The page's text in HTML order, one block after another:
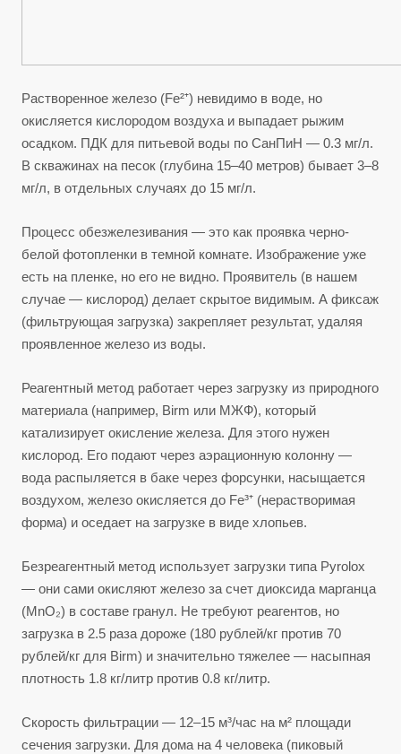
Растворенное железо (Fe²⁺) невидимо в воде, но
окисляется кислородом воздуха и выпадает рыжим
осадком. ПДК для питьевой воды по СанПиН — 0.3 мг/л.
В скважинах на песок (глубина 15–40 метров) бывает 3–8
мг/л, в отдельных случаях до 15 мг/л.
Процесс обезжелезивания — это как проявка черно-
белой фотопленки в темной комнате. Изображение уже
есть на пленке, но его не видно. Проявитель (в нашем
случае — кислород) делает скрытое видимым. А фиксаж
(фильтрующая загрузка) закрепляет результат, удаляя
проявленное железо из воды.
Реагентный метод работает через загрузку из природного
материала (например, Birm или МЖФ), который
катализирует окисление железа. Для этого нужен
кислород. Его подают через аэрационную колонну —
вода распыляется в баке через форсунки, насыщается
воздухом, железо окисляется до Fe³⁺ (нерастворимая
форма) и оседает на загрузке в виде хлопьев.
Безреагентный метод использует загрузки типа Pyrolox
— они сами окисляют железо за счет диоксида марганца
(MnO₂) в составе гранул. Не требуют реагентов, но
загрузка в 2.5 раза дороже (180 рублей/кг против 70
рублей/кг для Birm) и значительно тяжелее — насыпная
плотность 1.8 кг/литр против 0.8 кг/литр.
Скорость фильтрации — 12–15 м³/час на м² площади
сечения загрузки. Для дома на 4 человека (пиковый